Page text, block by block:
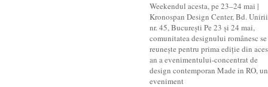
Weekendul acesta, pe 23–24 mai |
Kronospan Design Center, Bd. Unirii
nr. 45, București Pe 23 și 24 mai,
comunitatea designului românesc se
reunește pentru prima ediție din
an a evenimentului-concentrat de
design contemporan Made in RO, un
eveniment